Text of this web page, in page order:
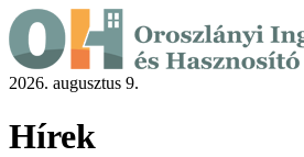
2026. augusztus 9.
Hírek